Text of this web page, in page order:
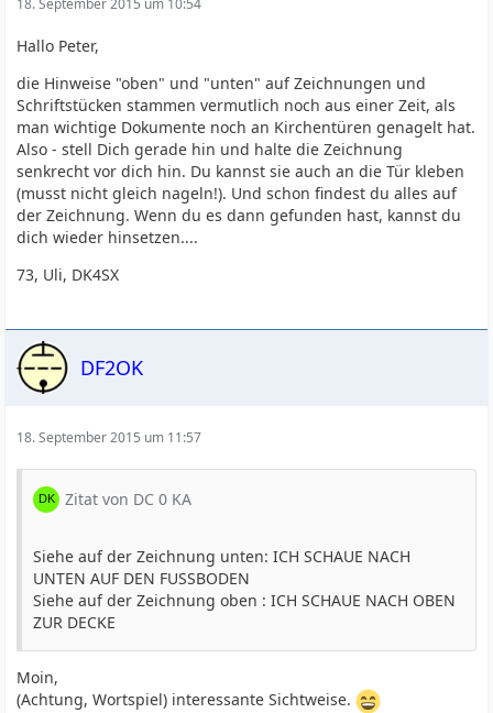
18. September 2015 um 10:54
Hallo Peter,
die Hinweise "oben" und "unten" auf Zeichnungen und
Schriftstücken stammen vermutlich noch aus einer Zeit, als
man wichtige Dokumente noch an Kirchentüren genagelt hat.
Also - stell Dich gerade hin und halte die Zeichnung
senkrecht vor dich hin. Du kannst sie auch an die Tür kleben
(musst nicht gleich nageln!). Und schon findest du alles auf
der Zeichnung. Wenn du es dann gefunden hast, kannst du
dich wieder hinsetzen....
73, Uli, DK4SX
DF2OK
18. September 2015 um 11:57
Zitat von DC 0 KA
Siehe auf der Zeichnung unten: ICH SCHAUE NACH
UNTEN AUF DEN FUSSBODEN
Siehe auf der Zeichnung oben : ICH SCHAUE NACH OBEN
ZUR DECKE
Moin,
(Achtung, Wortspiel) interessante Sichtweise.